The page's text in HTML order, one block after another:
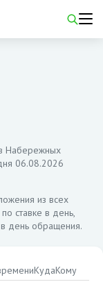
Набережных
06.08.2026
из всех
ставке в день,
день обращения.
КудаКому